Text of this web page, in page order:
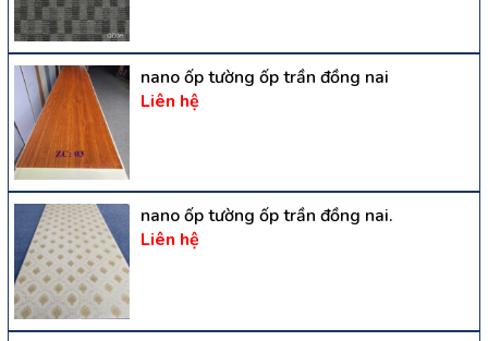
nano ốp tường ốp trần đồng nai
Liên hệ
nano ốp tường ốp trần đồng nai.
Liên hệ